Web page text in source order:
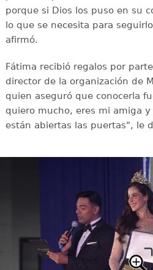
porque si Dios los puso en su
lo que se necesita para
afirmó.
Fátima recibió regalos por
director de la organización de
quien aseguró que conocerla
quiero mucho, eres mi amiga
están abiertas las puertas", le